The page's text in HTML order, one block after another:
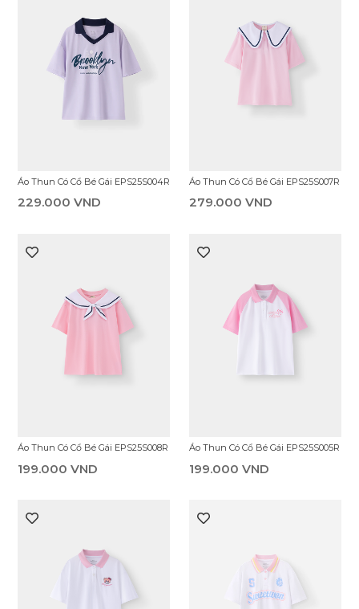
Áo Thun Có Cổ Bé Gái EPS25S004R
229.000 VND
Áo Thun Có Cổ Bé Gái EPS25S007R
279.000 VND
Áo Thun Có Cổ Bé Gái EPS25S008R
199.000 VND
Áo Thun Có Cổ Bé Gái EPS25S005R
199.000 VND